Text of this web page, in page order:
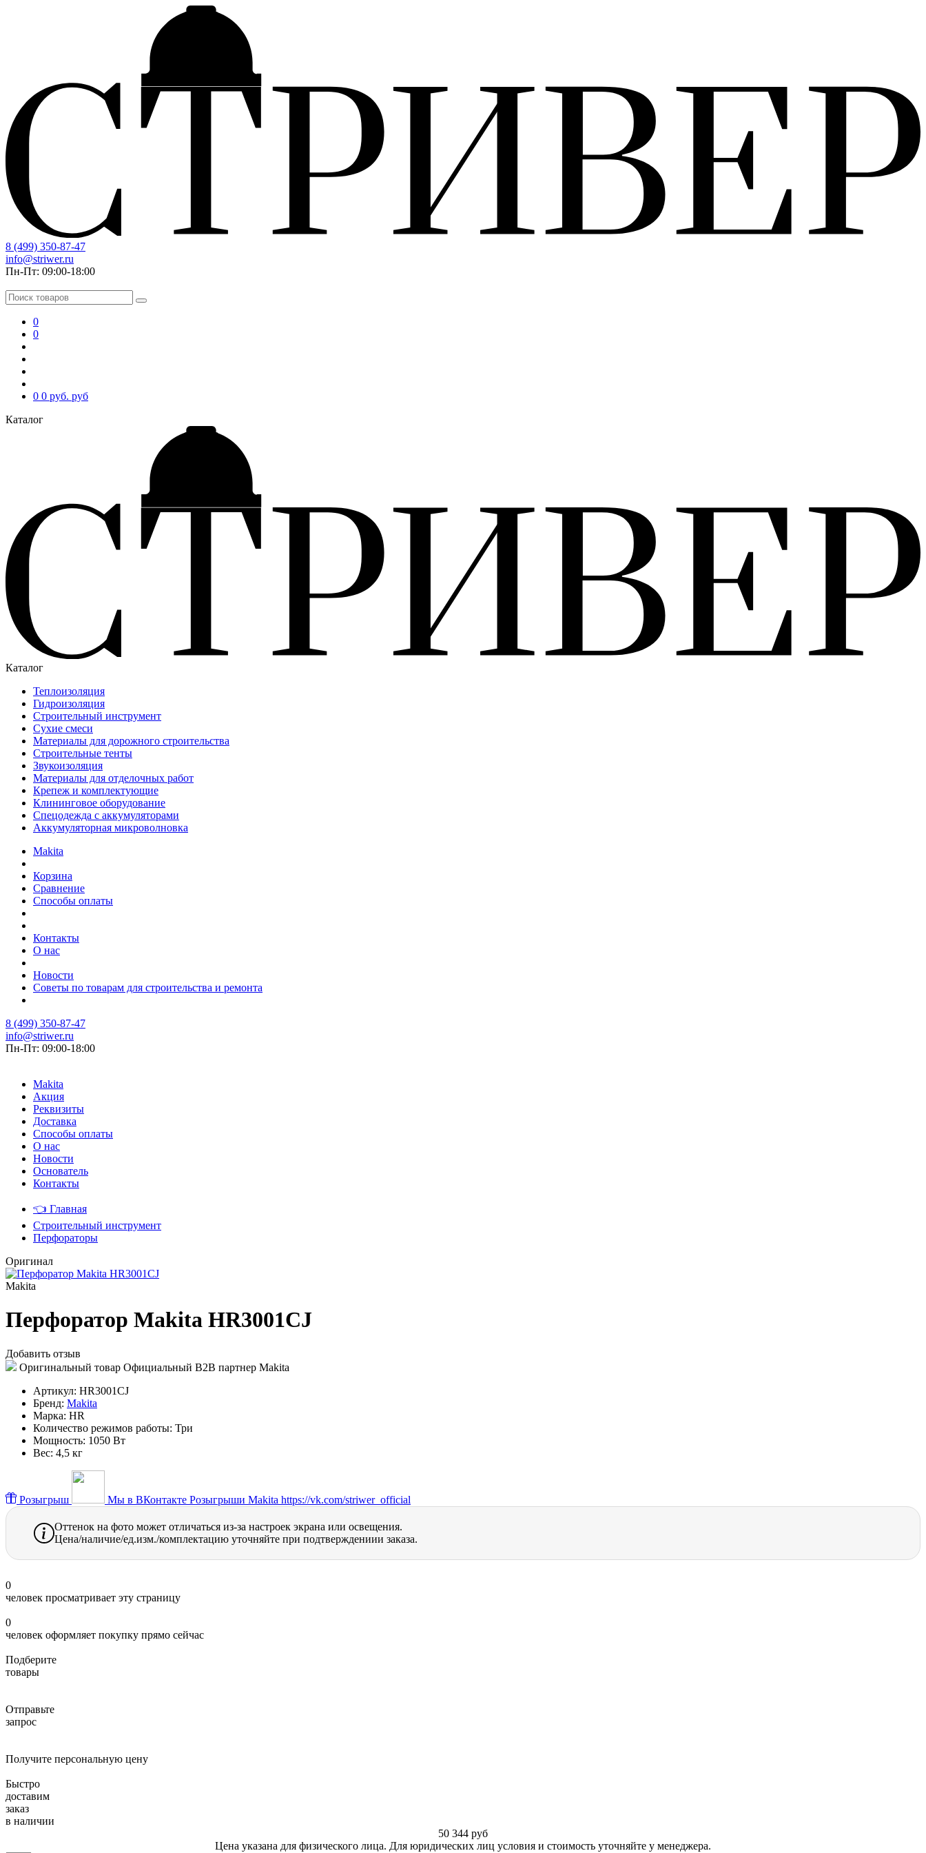
8 (499) 350-87-47
info@striwer.ru
Пн-Пт: 09:00-18:00
0
0
0 0 руб. руб
Каталог
Каталог
Теплоизоляция
Гидроизоляция
Строительный инструмент
Сухие смеси
Материалы для дорожного строительства
Строительные тенты
Звукоизоляция
Материалы для отделочных работ
Крепеж и комплектующие
Клининговое оборудование
Спецодежда с аккумуляторами
Аккумуляторная микроволновка
Makita
Корзина
Сравнение
Способы оплаты
Контакты
О нас
Новости
Советы по товарам для строительства и ремонта
8 (499) 350-87-47
info@striwer.ru
Пн-Пт: 09:00-18:00
Makita
Акция
Реквизиты
Доставка
Способы оплаты
О нас
Новости
Основатель
Контакты
👈 Главная
Строительный инструмент
Перфораторы
Оригинал
Makita
Перфоратор Makita HR3001CJ
Добавить отзыв
Оригинальный товар Официальный B2B партнер Makita
Артикул: HR3001CJ
Бренд: Makita
Марка: HR
Количество режимов работы: Три
Мощность: 1050 Вт
Вес: 4,5 кг
Розыгрыш Мы в ВКонтакте Розыгрыши Makita https://vk.com/striwer_official
Оттенок на фото может отличаться из-за настроек экрана или освещения.
Цена/наличие/ед.изм./комплектацию уточняйте при подтверждениии заказа.
0
человек просматривает эту страницу
0
человек оформляет покупку прямо сейчас
Подберите
товары
Отправьте
запрос
Получите персональную цену
Быстро
доставим
заказ
в наличии
50 344 руб
Цена указана для физического лица. Для юридических лиц условия и стоимость уточняйте у менеджера.